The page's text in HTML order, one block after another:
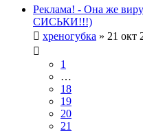
Реклама! - Она же
СИСЬКИ!!!)
хреногубка » 21 окт
1
…
18
19
20
21